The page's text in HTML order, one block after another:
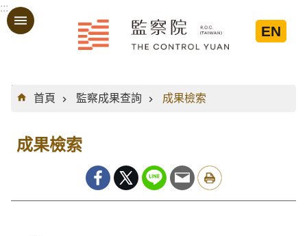
跳到主要內容區塊
:::
EN
:::
首頁
監察成果查詢 成果檢索
成果檢索